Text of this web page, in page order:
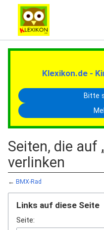
Klexikon.de -
Bitte
Seiten, die auf
verlinken
← BMX-Rad
Links auf diese Seite
Seite: